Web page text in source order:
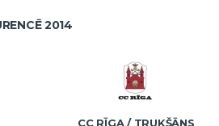
2014
CC RĪGA / TRUKŠĀNS